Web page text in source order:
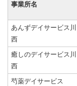
事業所名
あんずデイサービス川
西
癒しのデイサービス川
西
芍薬デイサービス